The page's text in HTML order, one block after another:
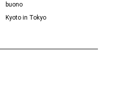
buono
Kyoto in Tokyo